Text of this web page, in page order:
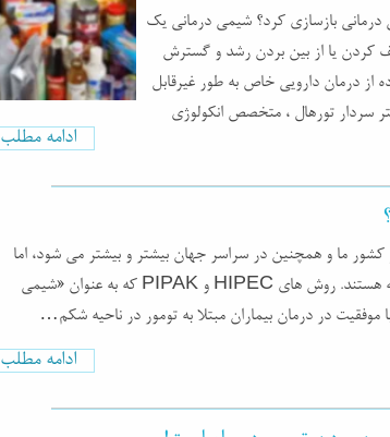
بازسازی کرد؟ شیمی درمانی یک
یا از بین بردن رشد و گسترش
از درمان دارویی خاص به طور غیرقابل
سردار تورهال ، متخصص انکولوژی
ادامه مطلب
ما و همچنین در سراسر جهان بیشتر و بیشتر می شود، اما
درمان ها نیز به تدریج در حال توسعه هستند. روش های HIPEC و PIPAK که به عنوان «شیمی
موفقیت در درمان بیماران مبتلا به تومور در ناحیه شکم…
ادامه مطلب